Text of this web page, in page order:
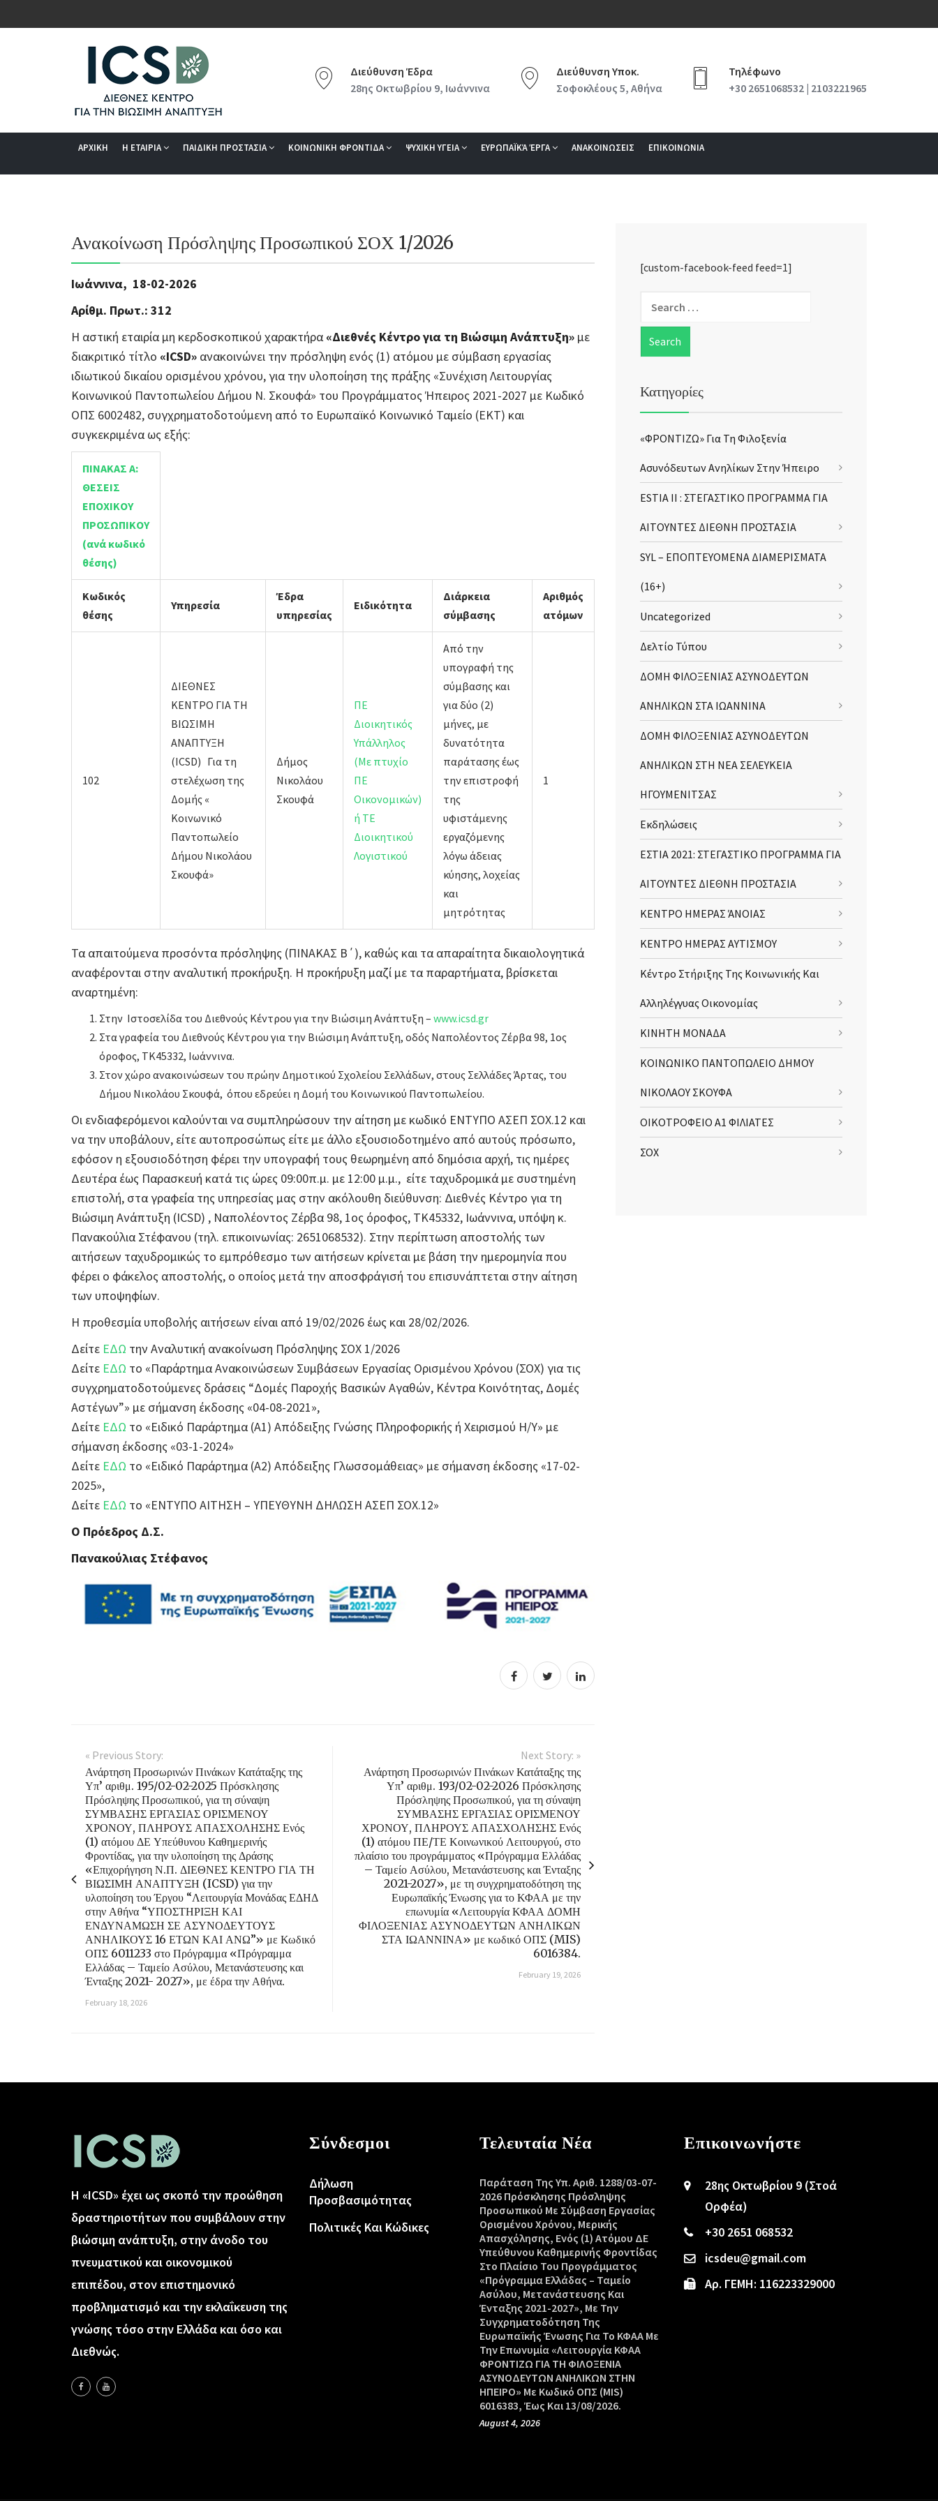
Διεύθυνση Έδρα
28ης Οκτωβρίου 9, Ιωάννινα
Διεύθυνση Υποκ.
Σοφοκλέους 5, Αθήνα
Τηλέφωνο
+30 2651068532 | 2103221965
ΑΡΧΙΚΗ Η ΕΤΑΙΡΙΑ ΠΑΙΔΙΚΗ ΠΡΟΣΤΑΣΙΑ ΚΟΙΝΩΝΙΚΗ ΦΡΟΝΤΙΔΑ ΨΥΧΙΚΗ ΥΓΕΙΑ ΕΥΡΩΠΑΪΚΆ ΈΡΓΑ ΑΝΑΚΟΙΝΩΣΕΙΣ ΕΠΙΚΟΙΝΩΝΙΑ
Ανακοίνωση Πρόσληψης Προσωπικού ΣΟΧ 1/2026
Ιωάννινα, 18-02-2026
Αρίθμ. Πρωτ.: 312
Η αστική εταιρία μη κερδοσκοπικού χαρακτήρα«Διεθνές Κέντρο για τη Βιώσιμη Ανάπτυξη» με
διακριτικό τίτλο «ICSD» ανακοινώνει την πρόσληψη ενός (1) ατόμου με σύμβαση εργασίας
ιδιωτικού δικαίου ορισμένου χρόνου, για την υλοποίηση της πράξης «Συνέχιση Λειτουργίας
Κοινωνικού Παντοπωλείου Δήμου Ν. Σκουφά» του Προγράμματος Ήπειρος 2021-2027 με Κωδικό
ΟΠΣ 6002482, συγχρηματοδοτούμενη από το Ευρωπαϊκό Κοινωνικό Ταμείο (ΕΚΤ) και
συγκεκριμένα ως εξής:
ΠΙΝΑΚΑΣ Α:
ΘΕΣΕΙΣ
ΕΠΟΧΙΚΟΥ
ΠΡΟΣΩΠΙΚΟΥ
(ανά κωδικό
θέσης)
Κωδικός
θέσης
Υπηρεσία
Έδρα
υπηρεσίας
Ειδικότητα
Διάρκεια
σύμβασης
Αριθμός
ατόμων
102
ΔΙΕΘΝΕΣ
ΚΕΝΤΡΟ ΓΙΑ ΤΗ
ΒΙΩΣΙΜΗ
ΑΝΑΠΤΥΞΗ
(ICSD) Για τη
στελέχωση της
Δομής «
Κοινωνικό
Παντοπωλείο
Δήμου Νικολάου
Σκουφά»
Δήμος
Νικολάου
Σκουφά
ΠΕ
Διοικητικός
Υπάλληλος
(Με πτυχίο
ΠΕ
Οικονομικών)
ή ΤΕ
Διοικητικού
Λογιστικού
Από την
υπογραφή της
σύμβασης και
για δύο (2)
μήνες, με
δυνατότητα
παράτασης έως
την επιστροφή
της
υφιστάμενης
εργαζόμενης
λόγω άδειας
κύησης, λοχείας
και
μητρότητας
1
Τα απαιτούμενα προσόντα πρόσληψης (ΠΙΝΑΚΑΣ Β΄), καθώς και τα απαραίτητα δικαιολογητικά
αναφέρονται στην αναλυτική προκήρυξη. Η προκήρυξη μαζί με τα παραρτήματα, βρίσκεται
αναρτημένη:
Στην Ιστοσελίδα του Διεθνούς Κέντρου για την Βιώσιμη Ανάπτυξη – www.icsd.gr
Στα γραφεία του Διεθνούς Κέντρου για την Βιώσιμη Ανάπτυξη, οδός Ναπολέοντος Ζέρβα 98, 1ος
όροφος, ΤΚ45332, Ιωάννινα.
Στον χώρο ανακοινώσεων του πρώην Δημοτικού Σχολείου Σελλάδων, στους Σελλάδες Άρτας, του
Δήμου Νικολάου Σκουφά, όπου εδρεύει η Δομή του Κοινωνικού Παντοπωλείου.
Οι ενδιαφερόμενοι καλούνται να συμπληρώσουν την αίτηση με κωδικό ΕΝΤΥΠΟ ΑΣΕΠ ΣΟΧ.12 και
να την υποβάλουν, είτε αυτοπροσώπως είτε με άλλο εξουσιοδοτημένο από αυτούς πρόσωπο,
εφόσον η εξουσιοδότηση φέρει την υπογραφή τους θεωρημένη από δημόσια αρχή, τις ημέρες
Δευτέρα έως Παρασκευή κατά τις ώρες 09:00π.μ. με 12:00 μ.μ., είτε ταχυδρομικά με συστημένη
επιστολή, στα γραφεία της υπηρεσίας μας στην ακόλουθη διεύθυνση: Διεθνές Κέντρο για τη
Βιώσιμη Ανάπτυξη (ICSD) , Ναπολέοντος Ζέρβα 98, 1ος όροφος, ΤΚ45332, Ιωάννινα, υπόψη κ.
Πανακούλια Στέφανου (τηλ. επικοινωνίας: 2651068532). Στην περίπτωση αποστολής των
αιτήσεων ταχυδρομικώς το εμπρόθεσμο των αιτήσεων κρίνεται με βάση την ημερομηνία που
φέρει ο φάκελος αποστολής, ο οποίος μετά την αποσφράγισή του επισυνάπτεται στην αίτηση
των υποψηφίων.
Η προθεσμία υποβολής αιτήσεων είναι από 19/02/2026 έως και 28/02/2026.
Δείτε ΕΔΩ την Αναλυτική ανακοίνωση Πρόσληψης ΣΟΧ 1/2026
Δείτε ΕΔΩ το «Παράρτημα Ανακοινώσεων Συμβάσεων Εργασίας Ορισμένου Χρόνου (ΣΟΧ) για τις
συγχρηματοδοτούμενες δράσεις “Δομές Παροχής Βασικών Αγαθών, Κέντρα Κοινότητας, Δομές
Αστέγων”» με σήμανση έκδοσης «04-08-2021»,
Δείτε ΕΔΩ το «Ειδικό Παράρτημα (Α1) Απόδειξης Γνώσης Πληροφορικής ή Χειρισμού Η/Υ» με
σήμανση έκδοσης «03-1-2024»
Δείτε ΕΔΩ το «Ειδικό Παράρτημα (Α2) Απόδειξης Γλωσσομάθειας» με σήμανση έκδοσης «17-02-
2025»,
Δείτε ΕΔΩ το «ΕΝΤΥΠΟ ΑΙΤΗΣΗ – ΥΠΕΥΘΥΝΗ ΔΗΛΩΣΗ ΑΣΕΠ ΣΟΧ.12»
Ο Πρόεδρος Δ.Σ.
Πανακούλιας Στέφανος
« Previous Story:
Ανάρτηση Προσωρινών Πινάκων Κατάταξης της
Υπ’ αριθμ. 195/02-02-2025 Πρόσκλησης
Πρόσληψης Προσωπικού, για τη σύναψη
ΣΥΜΒΑΣΗΣ ΕΡΓΑΣΙΑΣ ΟΡΙΣΜΕΝΟΥ
ΧΡΟΝΟΥ, ΠΛΗΡΟΥΣ ΑΠΑΣΧΟΛΗΣΗΣ Ενός
(1) ατόμου ΔΕ Υπεύθυνου Καθημερινής
Φροντίδας, για την υλοποίηση της Δράσης
«Επιχορήγηση Ν.Π. ΔΙΕΘΝΕΣ ΚΕΝΤΡΟ ΓΙΑ ΤΗ
ΒΙΩΣΙΜΗ ΑΝΑΠΤΥΞΗ (ICSD) για την
υλοποίηση του Έργου “Λειτουργία Μονάδας ΕΔΗΔ
στην Αθήνα “ΥΠΟΣΤΗΡΙΞΗ ΚΑΙ
ΕΝΔΥΝΑΜΩΣΗ ΣΕ ΑΣΥΝΟΔΕΥΤΟΥΣ
ΑΝΗΛΙΚΟΥΣ 16 ΕΤΩΝ ΚΑΙ ΑΝΩ”» με Κωδικό
ΟΠΣ 6011233 στο Πρόγραμμα «Πρόγραμμα
Ελλάδας – Ταμείο Ασύλου, Μετανάστευσης και
Ένταξης 2021- 2027», με έδρα την Αθήνα.
February 18, 2026
Next Story: »
Ανάρτηση Προσωρινών Πινάκων Κατάταξης της
Υπ’ αριθμ. 193/02-02-2026 Πρόσκλησης
Πρόσληψης Προσωπικού, για τη σύναψη
ΣΥΜΒΑΣΗΣ ΕΡΓΑΣΙΑΣ ΟΡΙΣΜΕΝΟΥ
ΧΡΟΝΟΥ, ΠΛΗΡΟΥΣ ΑΠΑΣΧΟΛΗΣΗΣ Ενός
(1) ατόμου ΠΕ/ΤΕ Κοινωνικού Λειτουργού, στο
πλαίσιο του προγράμματος «Πρόγραμμα Ελλάδας
– Ταμείο Ασύλου, Μετανάστευσης και Ένταξης
2021-2027», με τη συγχρηματοδότηση της
Ευρωπαϊκής Ένωσης για το ΚΦΑΑ με την
επωνυμία «Λειτουργία ΚΦΑΑ ΔΟΜΗ
ΦΙΛΟΞΕΝΙΑΣ ΑΣΥΝΟΔΕΥΤΩΝ ΑΝΗΛΙΚΩΝ
ΣΤΑ ΙΩΑΝΝΙΝΑ» με κωδικό ΟΠΣ (MIS)
6016384.
February 19, 2026
[custom-facebook-feed feed=1]
Κατηγορίες
«ΦΡΟΝΤΙΖΩ» Για Τη Φιλοξενία
Ασυνόδευτων Ανηλίκων Στην Ήπειρο
ESTIA II : ΣΤΕΓΑΣΤΙΚΟ ΠΡΟΓΡΑΜΜΑ ΓΙΑ
ΑΙΤΟΥΝΤΕΣ ΔΙΕΘΝΗ ΠΡΟΣΤΑΣΙΑ
SYL – ΕΠΟΠΤΕΥΟΜΕΝΑ ΔΙΑΜΕΡΙΣΜΑΤΑ
(16+)
Uncategorized
Δελτίο Τύπου
ΔΟΜΗ ΦΙΛΟΞΕΝΙΑΣ ΑΣΥΝΟΔΕΥΤΩΝ
ΑΝΗΛΙΚΩΝ ΣΤΑ ΙΩΑΝΝΙΝΑ
ΔΟΜΗ ΦΙΛΟΞΕΝΙΑΣ ΑΣΥΝΟΔΕΥΤΩΝ
ΑΝΗΛΙΚΩΝ ΣΤΗ ΝΕΑ ΣΕΛΕΥΚΕΙΑ
ΗΓΟΥΜΕΝΙΤΣΑΣ
Εκδηλώσεις
ΕΣΤΙΑ 2021: ΣΤΕΓΑΣΤΙΚΟ ΠΡΟΓΡΑΜΜΑ ΓΙΑ
ΑΙΤΟΥΝΤΕΣ ΔΙΕΘΝΗ ΠΡΟΣΤΑΣΙΑ
ΚΕΝΤΡΟ ΗΜΕΡΑΣ ΆΝΟΙΑΣ
ΚΕΝΤΡΟ ΗΜΕΡΑΣ ΑΥΤΙΣΜΟΥ
Κέντρο Στήριξης Της Κοινωνικής Και
Αλληλέγγυας Οικονομίας
ΚΙΝΗΤΗ ΜΟΝΑΔΑ
ΚΟΙΝΩΝΙΚΟ ΠΑΝΤΟΠΩΛΕΙΟ ΔΗΜΟΥ
ΝΙΚΟΛΑΟΥ ΣΚΟΥΦΑ
ΟΙΚΟΤΡΟΦΕΙΟ Α1 ΦΙΛΙΑΤΕΣ
ΣΟΧ
Η «ICSD» έχει ως σκοπό την προώθηση
δραστηριοτήτων που συμβάλουν στην
βιώσιμη ανάπτυξη, στην άνοδο του
πνευματικού και οικονομικού
επιπέδου, στον επιστημονικό
προβληματισμό και την εκλαΐκευση της
γνώσης τόσο στην Ελλάδα και όσο και
Διεθνώς.
Σύνδεσμοι
Δήλωση
Προσβασιμότητας
Πολιτικές Και Κώδικες
Τελευταία Νέα
Παράταση Της Υπ. Αριθ. 1288/03-07-
2026 Πρόσκλησης Πρόσληψης
Προσωπικού Με Σύμβαση Εργασίας
Ορισμένου Χρόνου, Μερικής
Απασχόλησης, Ενός (1) Ατόμου ΔΕ
Υπεύθυνου Καθημερινής Φροντίδας
Στο Πλαίσιο Του Προγράμματος
«Πρόγραμμα Ελλάδας – Ταμείο
Ασύλου, Μετανάστευσης Και
Ένταξης 2021-2027», Με Την
Συγχρηματοδότηση Της
Ευρωπαϊκής Ένωσης Για Το ΚΦΑΑ Με
Την Επωνυμία «Λειτουργία ΚΦΑΑ
ΦΡΟΝΤΙΖΩ ΓΙΑ ΤΗ ΦΙΛΟΞΕΝΙΑ
ΑΣΥΝΟΔΕΥΤΩΝ ΑΝΗΛΙΚΩΝ ΣΤΗΝ
ΗΠΕΙΡΟ» Με Κωδικό ΟΠΣ (MIS)
6016383, Έως Και 13/08/2026.
August 4, 2026
Επικοινωνήστε
28ης Οκτωβρίου 9 (Στοά
Ορφέα)
+30 2651 068532
icsdeu@gmail.com
Αρ. ΓΕΜΗ: 116223329000